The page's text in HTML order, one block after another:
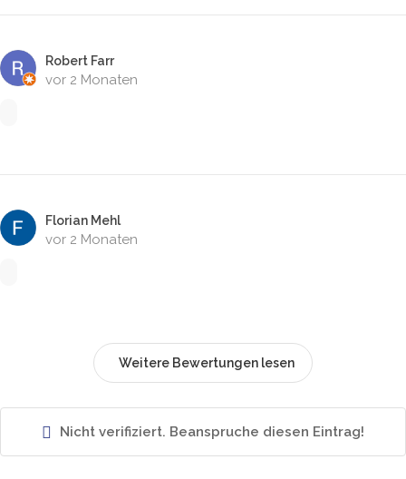
Robert Farr
vor 2 Monaten
Florian Mehl
vor 2 Monaten
Weitere Bewertungen lesen
Nicht verifiziert. Beanspruche diesen Eintrag!